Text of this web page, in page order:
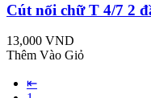
Cút nối chữ T 4/7 2
13,000 VND
Thêm Vào Giỏ
⇤